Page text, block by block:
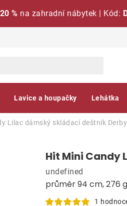
% na zahradní nábytek | Kód:
Lavice a houpačky Lehátka
Lilac dámský skládací deštník Derby
Hit Mini Candy
průměr 94 cm, 276 g
undefined
1